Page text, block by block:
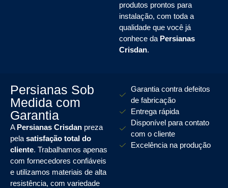
produtos prontos para
instalação, com toda a
qualidade que você já
conhece da Persianas
Crisdan.
Persianas Sob
Medida com
Garantia
A Persianas Crisdan preza
pela satisfação total do
cliente. Trabalhamos apenas
com fornecedores confiáveis
e utilizamos materiais de alta
resistência, com variedade
Garantia contra defeitos
de fabricação
Entrega rápida
Disponível para contato
com o cliente
Excelência na produção